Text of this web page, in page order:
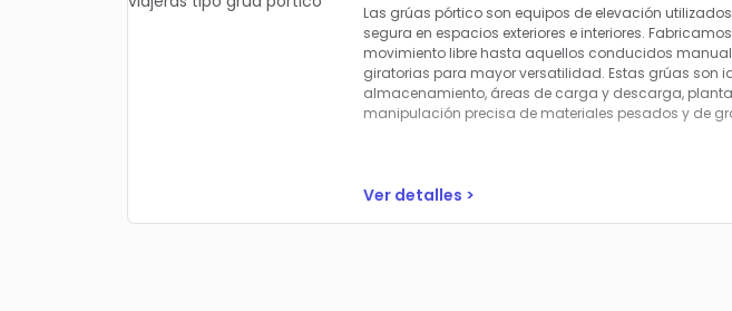
Las grúas pórtico son equipos de elevación
segura en espacios exteriores e interiores.
movimiento libre hasta aquellos conducidos
giratorias para mayor versatilidad. Estas grúas son
almacenamiento, áreas de carga y descarga,
manipulación precisa de materiales pesados y de
Ver detalles >